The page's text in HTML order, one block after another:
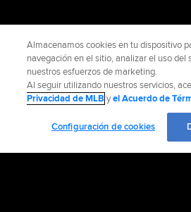
Almacenamos cookies en tu dispositivo
navegación en el sitio, analizar el uso del
nuestros esfuerzos de marketing.
Al seguir utilizando nuestros servicios,
Privacidad de MLB yel Acuerdo de
Configuración de cookies